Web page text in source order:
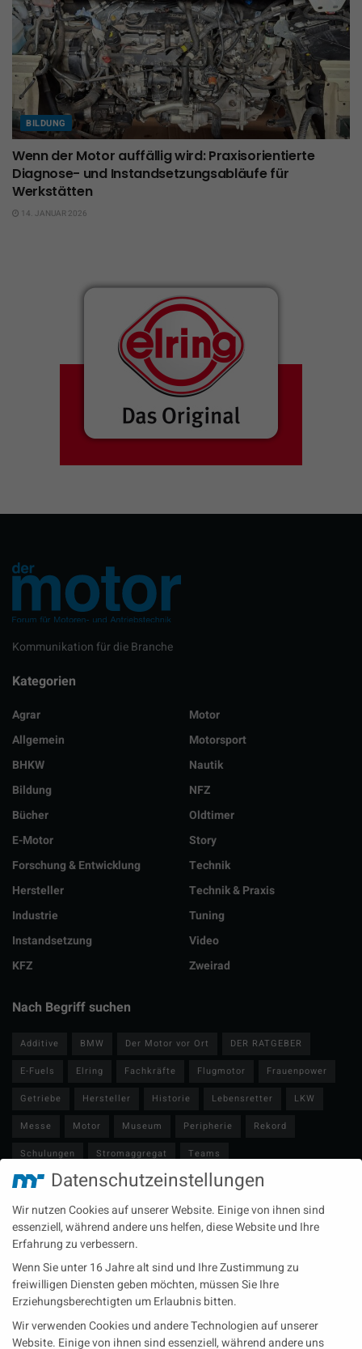
BILDUNG
Wenn der Motor auffällig wird: Praxisorientierte
Diagnose- und Instandsetzungsabläufe für
Werkstätten
14. JANUAR 2026
Kommunikation für die Branche
Kategorien
Agrar
Allgemein
BHKW
Bildung
Bücher
E-Motor
Forschung & Entwicklung
Hersteller
Industrie
Instandsetzung
KFZ
Motor
Motorsport
Nautik
NFZ
Oldtimer
Story
Technik
Technik & Praxis
Tuning
Video
Zweirad
Nach Begriff suchen
Additive BMW Der Motor vor Ort
DER RATGEBER
E-Fuels
Elring Fachkräfte Flugmotor
Frauenpower
Getriebe
Hersteller Historie Lebensretter
LKW
Messe
Motor Museum Peripherie
Rekord
Schulungen
Stromaggregat
Teams
Technische Redaktion
Turbolader Video
Zulieferer
Öl-E-Fuels-Schmierstoffe
Neueste Beiträge
Wärme aus der Tiefe MTU heizt künftig mit Geothermie
MAN Engines bringt D3872 für die Stromversorgung im
Marinebereich
Datenschutzeinstellungen
Wir nutzen Cookies auf unserer Website. Einige von ihnen sind
essenziell, während andere uns helfen, diese Website und Ihre
Erfahrung zu verbessern.
Wenn Sie unter 16 Jahre alt sind und Ihre Zustimmung zu
freiwilligen Diensten geben möchten, müssen Sie Ihre
Erziehungsberechtigten um Erlaubnis bitten.
Wir verwenden Cookies und andere Technologien auf unserer
Website. Einige von ihnen sind essenziell, während andere uns